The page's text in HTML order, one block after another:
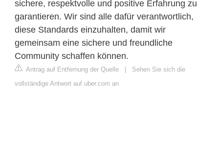
sichere, respektvolle und positive Erfahrung zu
garantieren. Wir sind alle dafür verantwortlich,
diese Standards einzuhalten, damit wir
gemeinsam eine sichere und freundliche
Community schaffen können.
Antrag auf Entfernung der Quelle
Sehen Sie sich die
vollständige Antwort auf uber.com an